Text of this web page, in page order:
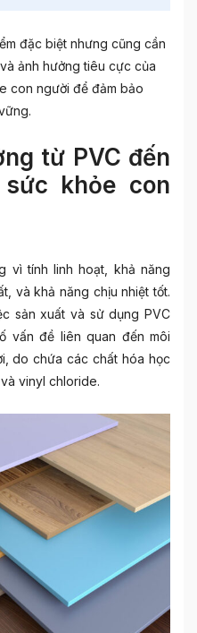
đặc biệt nhưng cũng cần
ảnh hưởng tiêu cực của
con người để đảm bảo
từ PVC đến
khỏe con
vì tính linh hoạt, khả năng
và khả năng chịu nhiệt tốt.
sản xuất và sử dụng PVC
vấn đề liên quan đến môi
do chứa các chất hóa học
vinyl chloride.